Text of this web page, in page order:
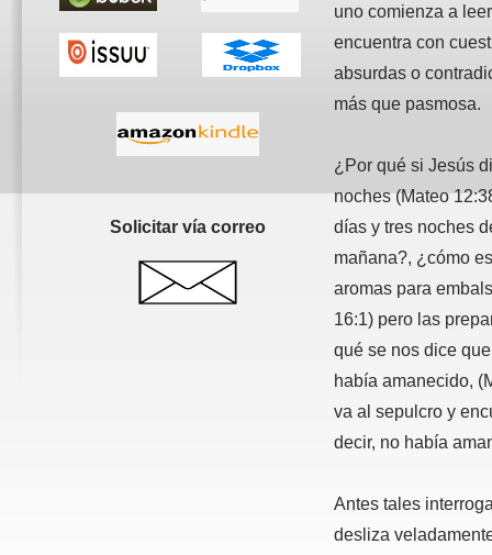
uno comienza a
encuentra con
absurdas o
más que pasmosa.
¿Por qué si Jesús
noches (Mateo
días y tres noches
mañana?, ¿cómo
aromas para
16:1) pero las
qué se nos dice
había amanecido,
va al sepulcro y
decir, no había
Antes tales
desliza
Solicitar vía correo